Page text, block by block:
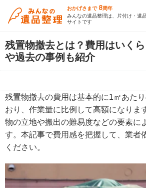
おかげさまで 8周年
みんなの遺品整理は、片付け・遺
サイトです
残置物撤去とは？費用はいく
や過去の事例も紹介
残置物撤去の費用は基本的に1㎡あた
おり、作業量に比例して高額になりま
物の立地や搬出の難易度などの要素に
す。本記事で費用感を把握して、業者
ください。